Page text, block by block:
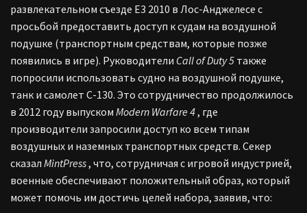
развлекательном съезде E3 2010 в Лос-Анджелесе с
просьбой предоставить доступ к судам на воздушной
подушке (транспортным средствам, которые позже
появились в игре). Руководители Call of Duty 5 также
попросили использовать судно на воздушной подушке,
танк и самолет C-130. Это сотрудничество продолжилось
в 2012 году выпуском Modern Warfare 4, где
производители запросили доступ ко всем типам
воздушных и наземных транспортных средств. Секер
сказал MintPress, что, сотрудничая с игровой индустрией,
военные обеспечивают положительный образ, который
может помочь им достичь целей набора, заявив, что: